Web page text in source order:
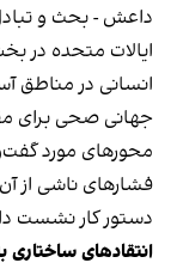
داعش - بحث و
ایالات متحده در
انسانی در مناطق
جهانی صحی برای
محورهای مورد
فشارهای ناشی از
دستور کار نشست
انتقادهای